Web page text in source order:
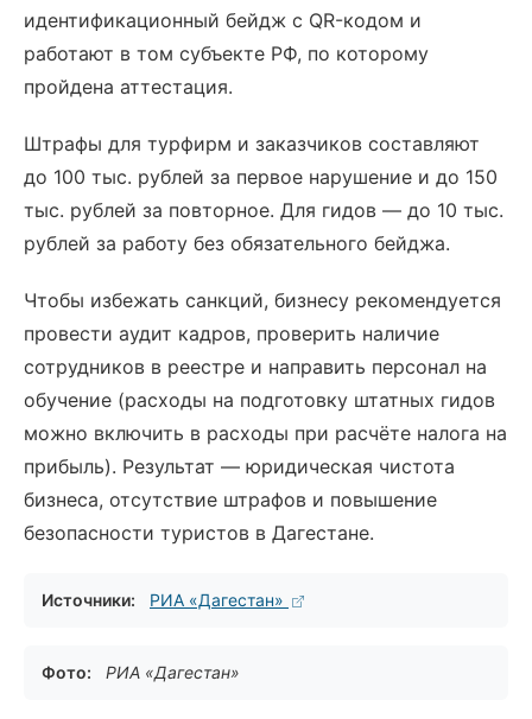
идентификационный бейдж с QR-кодом и
работают в том субъекте РФ, по которому
пройдена аттестация.
Штрафы для турфирм и заказчиков составляют
до 100 тыс. рублей за первое нарушение и до 150
тыс. рублей за повторное. Для гидов — до 10 тыс.
рублей за работу без обязательного бейджа.
Чтобы избежать санкций, бизнесу рекомендуется
провести аудит кадров, проверить наличие
сотрудников в реестре и направить персонал на
обучение (расходы на подготовку штатных гидов
можно включить в расходы при расчёте налога на
прибыль). Результат — юридическая чистота
бизнеса, отсутствие штрафов и повышение
безопасности туристов в Дагестане.
Источники: РИА «Дагестан»
Фото: РИА «Дагестан»